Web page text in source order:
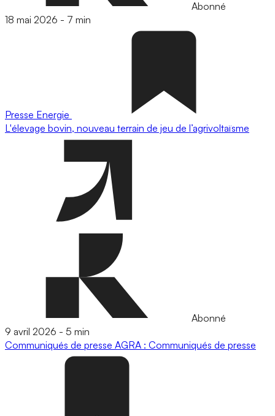
Abonné
18 mai 2026 - 7 min
Presse Energie
L'élevage bovin, nouveau terrain de jeu de l’agrivoltaïsme
Abonné
9 avril 2026 - 5 min
Communiqués de presse AGRA : Communiqués de presse